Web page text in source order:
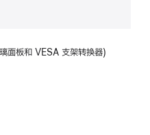
板和 VESA 支架转换器)